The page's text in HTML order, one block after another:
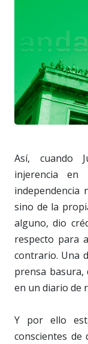
Así, cuando
injerencia
independencia
sino de la
alguno, dio
respecto para
contrario. Una
prensa
en un diario de
Y por ello
conscientes de